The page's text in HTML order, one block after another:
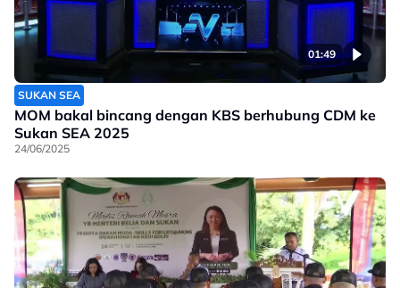
01:49
SUKAN SEA
MOM bakal bincang dengan KBS berhubung CDM ke
Sukan SEA 2025
24/06/2025